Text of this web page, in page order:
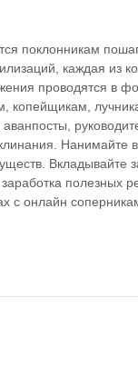
поклонникам
каждая из
проводятся в
копейщикам,
Вкладывайте
с онлайн